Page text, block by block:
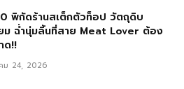
พิกัดร้านสเต็กตัวท็อป วัตถุดิบ
ม ฉ่ำนุ่มลิ้นที่สาย Meat Lover ต้อง
ด!!
ม 24, 2026